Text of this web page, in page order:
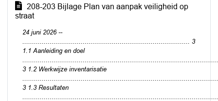
208-203 Bijlage Plan van aanpak veiligheid op
straat
24 juni 2026 --
...................................................................................... 3
1.1 Aanleiding en doel
3 1.2 Werkwijze inventarisatie
3 1.3 Resultaten